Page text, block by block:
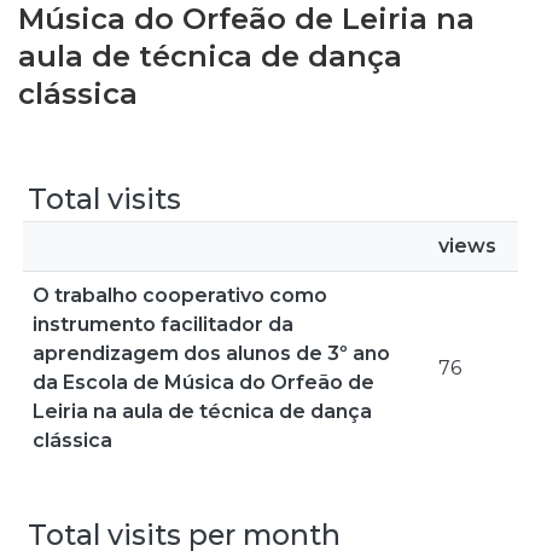
Música do Orfeão de Leiria na
aula de técnica de dança
clássica
Total visits
views
O trabalho cooperativo como
instrumento facilitador da
aprendizagem dos alunos de 3º ano
da Escola de Música do Orfeão de
Leiria na aula de técnica de dança
clássica
76
Total visits per month